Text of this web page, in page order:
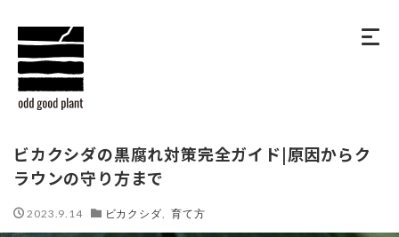
ビカクシダの黒腐れ対策完全ガイド|原因からク
ラウンの守り方まで
2023.9.14 ビカクシダ ,育て方